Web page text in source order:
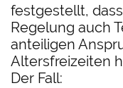
festgestellt,
Regelung auch
anteiligen
Altersfreizeiten
Der Fall: